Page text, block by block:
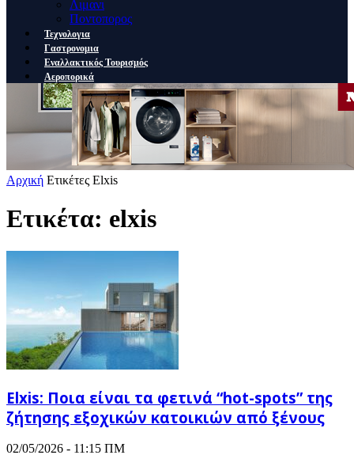
Λιμανι
Ποντοπορος
Τεχνολογια
Γαστρονομια
Εναλλακτικός Τουρισμός
Αεροπορικά
Αρχική Ετικέτες Elxis
Ετικέτα: elxis
Elxis: Ποια είναι τα φετινά “hot-spots” της
ζήτησης εξοχικών κατοικιών από ξένους
02/05/2026 - 11:15 ΠΜ